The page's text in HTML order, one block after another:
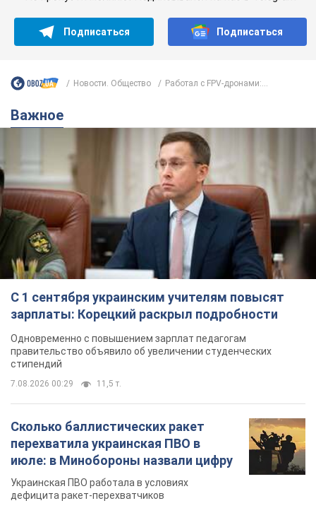
С 1 сентября украинским учителям повысят
зарплаты: Корецкий раскрыл подробности
Одновременно с повышением зарплат педагогам
правительство объявило об увеличении студенческих
стипендий
7.08.2026 00:29 11,5 т.
перехватила украинская ПВО в
июле: в Минобороны назвали цифру
Украинская ПВО работала в условиях
дефицита ракет-перехватчиков
Аурика Ротару через суд изменила
свою пенсию, на которую ранее
жаловалась: сколько получала
певица
артистки за время работы в Черновицкой
филармонии